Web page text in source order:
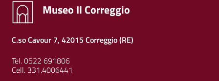
Museo Il Correggio
C.so Cavour 7, 42015 Correggio (RE)
Tel. 0522 691806
Cell. 331.4006441